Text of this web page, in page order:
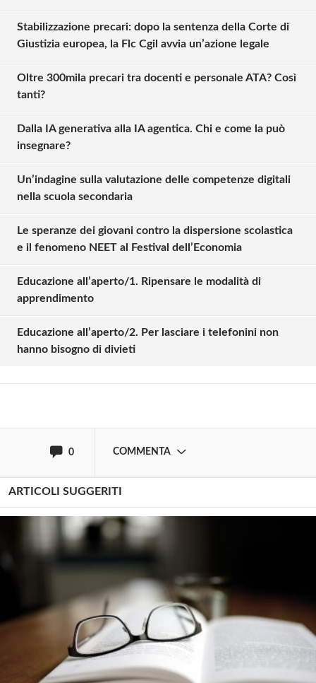
Stabilizzazione precari: dopo la sentenza della Corte di
Giustizia europea, la Flc Cgil avvia un’azione legale
Oltre 300mila precari tra docenti e personale ATA? Così
tanti?
Dalla IA generativa alla IA agentica. Chi e come la può
insegnare?
Un’indagine sulla valutazione delle competenze digitali
nella scuola secondaria
Le speranze dei giovani contro la dispersione scolastica
e il fenomeno NEET al Festival dell’Economia
Educazione all’aperto/1. Ripensare le modalità di
apprendimento
Educazione all’aperto/2. Per lasciare i telefonini non
hanno bisogno di divieti
0 COMMENTA
Solo gli utenti registrati possono
Effettua il Login
ARTICOLI SUGGERITI